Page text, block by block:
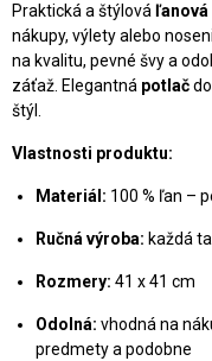
Praktická a štýlová ľanová
nákupy, výlety alebo
na kvalitu, pevné švy a
záťaž. Elegantná potlač
štýl.
Vlastnosti produktu:
Materiál: 100 % ľan –
Ručná výroba: každá
Rozmery: 41 x 41 cm
Odolná: vhodná na
predmety a podobne